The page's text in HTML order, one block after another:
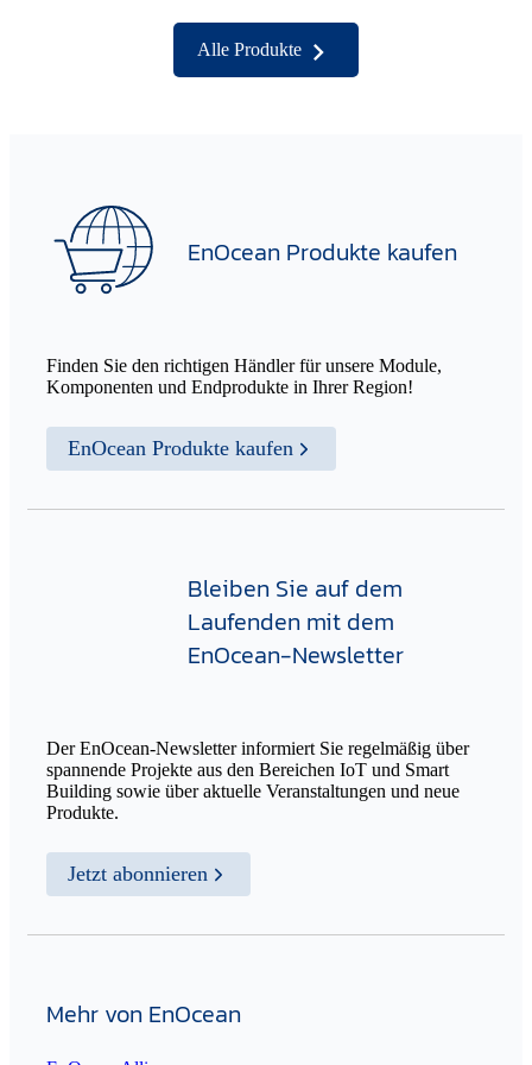
Alle Produkte
EnOcean Produkte kaufen
Finden Sie den richtigen Händler für unsere Module,
Komponenten und Endprodukte in Ihrer Region!
EnOcean Produkte kaufen
Bleiben Sie auf dem
Laufenden mit dem
EnOcean-Newsletter
Der EnOcean-Newsletter informiert Sie regelmäßig über
spannende Projekte aus den Bereichen IoT und Smart
Building sowie über aktuelle Veranstaltungen und neue
Produkte.
Jetzt abonnieren
Mehr von EnOcean